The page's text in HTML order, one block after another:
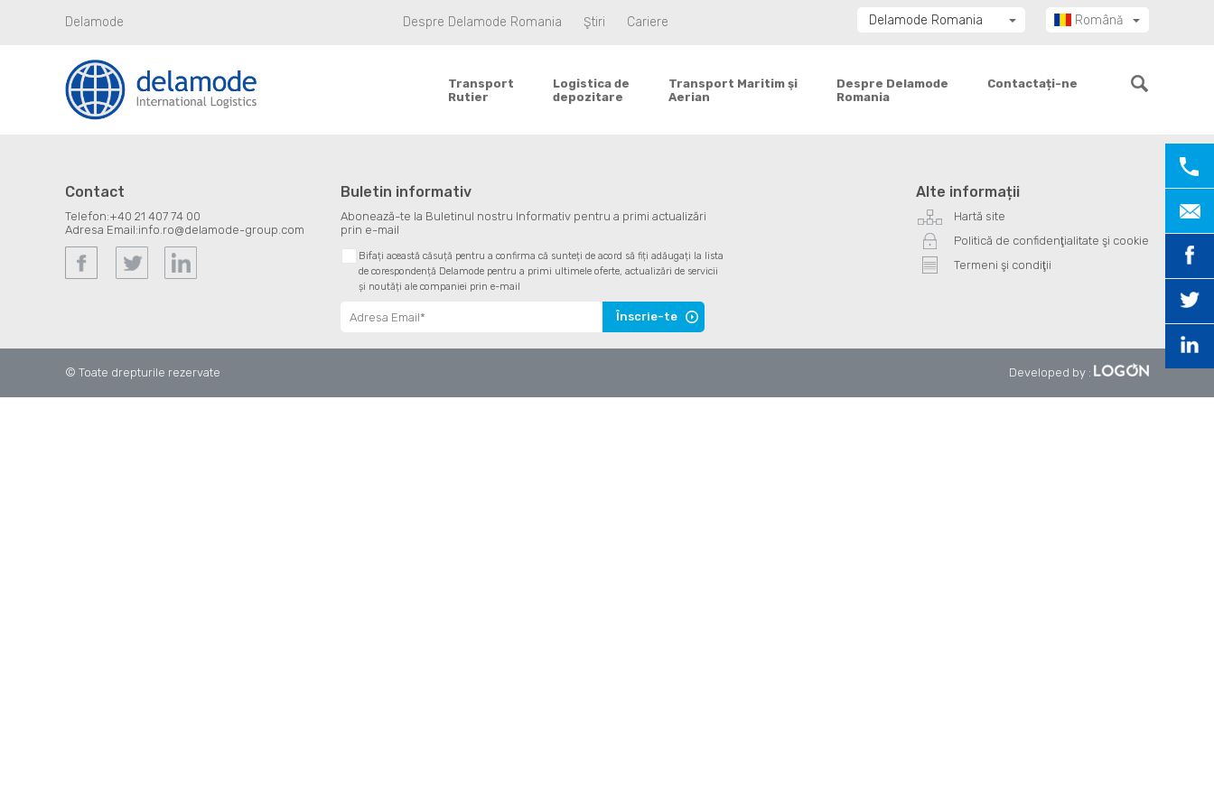
Delamode Despre Delamode Romania Ştiri Cariere Română
Delamode Romania
Delamode Bulgaria
Delamode Montenegro
Delamode Serbia
Transport
Rutier
Logistica de
depozitare
Transport Maritim şi
Aerian
Despre Delamode
Romania
Contactați-ne
Contact
Telefon:+40 21 407 74 00
Adresa Email:info.ro@delamode-group.com
Buletin informativ
Abonează-te la Buletinul nostru Informativ pentru a primi actualizări
prin e-mail
Bifați această căsuță pentru a confirma că sunteți de acord să fiți adăugați la lista
de corespondență Delamode pentru a primi ultimele oferte, actualizări de servicii
și noutăți ale companiei prin e-mail
Înscrie-te
Alte informații
Hartă site
Politică de confidenţialitate şi cookie
Termeni şi condiţii
© Toate drepturile rezervate Developed by :